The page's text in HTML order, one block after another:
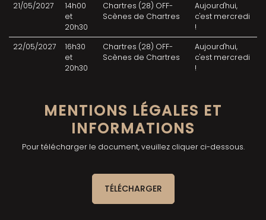
21/05/2027
14h00
et
20h30
Chartres (28) OFF-
Scènes de Chartres
Aujourd'hui,
c'est mercredi
!
22/05/2027
16h30
et
20h30
Chartres (28) OFF-
Scènes de Chartres
Aujourd'hui,
c'est mercredi
!
MENTIONS LÉGALES ET
INFORMATIONS
Pour télécharger le document, veuillez cliquer ci-dessous.
TÉLÉCHARGER